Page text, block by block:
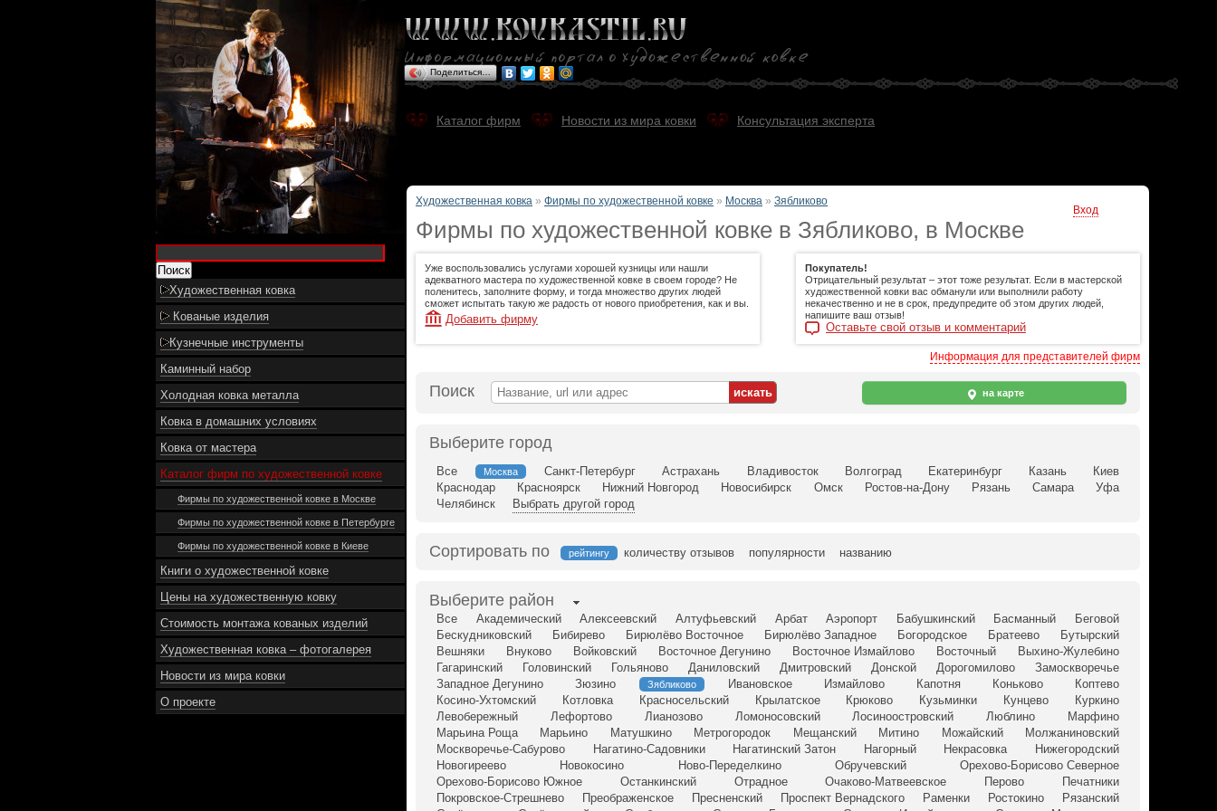
Художественная ковка
Кованые изделия
Кузнечные инструменты
Каминный набор
Холодная ковка металла
Ковка в домашних условиях
Ковка от мастера
Каталог фирм по художественной ковке
Фирмы по художественной ковке в Москве
Фирмы по художественной ковке в Петербурге
Фирмы по художественной ковке в Киеве
Книги о художественной ковке
Цены на художественную ковку
Стоимость монтажа кованых изделий
Художественная ковка – фотогалерея
Новости из мира ковки
О проекте
Поделиться…
Каталог фирм Новости из мира ковки Консультация эксперта
Художественная ковка » Фирмы по художественной ковке » Москва » Зябликово
Вход
Фирмы по художественной ковке в Зябликово, в Москве
Уже воспользовались услугами хорошей кузницы или нашли
адекватного мастера по художественной ковке в своем городе? Не
поленитесь, заполните форму, и тогда множество других людей
сможет испытать такую же радость от нового приобретения, как и вы.
Добавить фирму
Покупатель!
Отрицательный результат – этот тоже результат. Если в мастерской
художественной ковки вас обманули или выполнили работу
некачественно и не в срок, предупредите об этом других людей,
напишите ваш отзыв!
Оставьте свой отзыв и комментарий
Информация для представителей фирм
Поиск на карте
Выберите город
Все Москва Санкт-Петербург Астрахань Владивосток Волгоград Екатеринбург Казань
Киев
Краснодар
Красноярск Нижний Новгород Новосибирск Омск Ростов-на-Дону Рязань Самара
Уфа
Челябинск
Выбрать другой город
Сортировать по рейтингу количеству отзывов популярности названию
Выберите район
Все Академический Алексеевский Алтуфьевский Арбат Аэропорт Бабушкинский Басманный
Беговой
Бескудниковский
Бибирево Бирюлёво Восточное Бирюлёво Западное Богородское Братеево
Бутырский
Вешняки
Внуково Войковский Восточное Дегунино Восточное Измайлово Восточный
Выхино-Жулебино
Гагаринский
Головинский Гольяново Даниловский Дмитровский Донской Дорогомилово
Замоскворечье
Западное Дегунино
Зюзино Зябликово Ивановское Измайлово Капотня Коньково
Коптево
Косино-Ухтомский
Котловка Красносельский Крылатское Крюково Кузьминки Кунцево
Куркино
Левобережный
Лефортово Лианозово Ломоносовский Лосиноостровский Люблино
Марфино
Марьина Роща
Марьино Матушкино Метрогородок Мещанский Митино Можайский
Молжаниновский
Москворечье-Сабурово
Нагатино-Садовники Нагатинский Затон Нагорный Некрасовка
Нижегородский
Новогиреево
Новокосино Ново-Переделкино Обручевский
Орехово-Борисово Северное
Орехово-Борисово Южное
Останкинский Отрадное Очаково-Матвеевское Перово
Печатники
Покровское-Стрешнево
Преображенское Пресненский Проспект Вернадского Раменки Ростокино
Рязанский